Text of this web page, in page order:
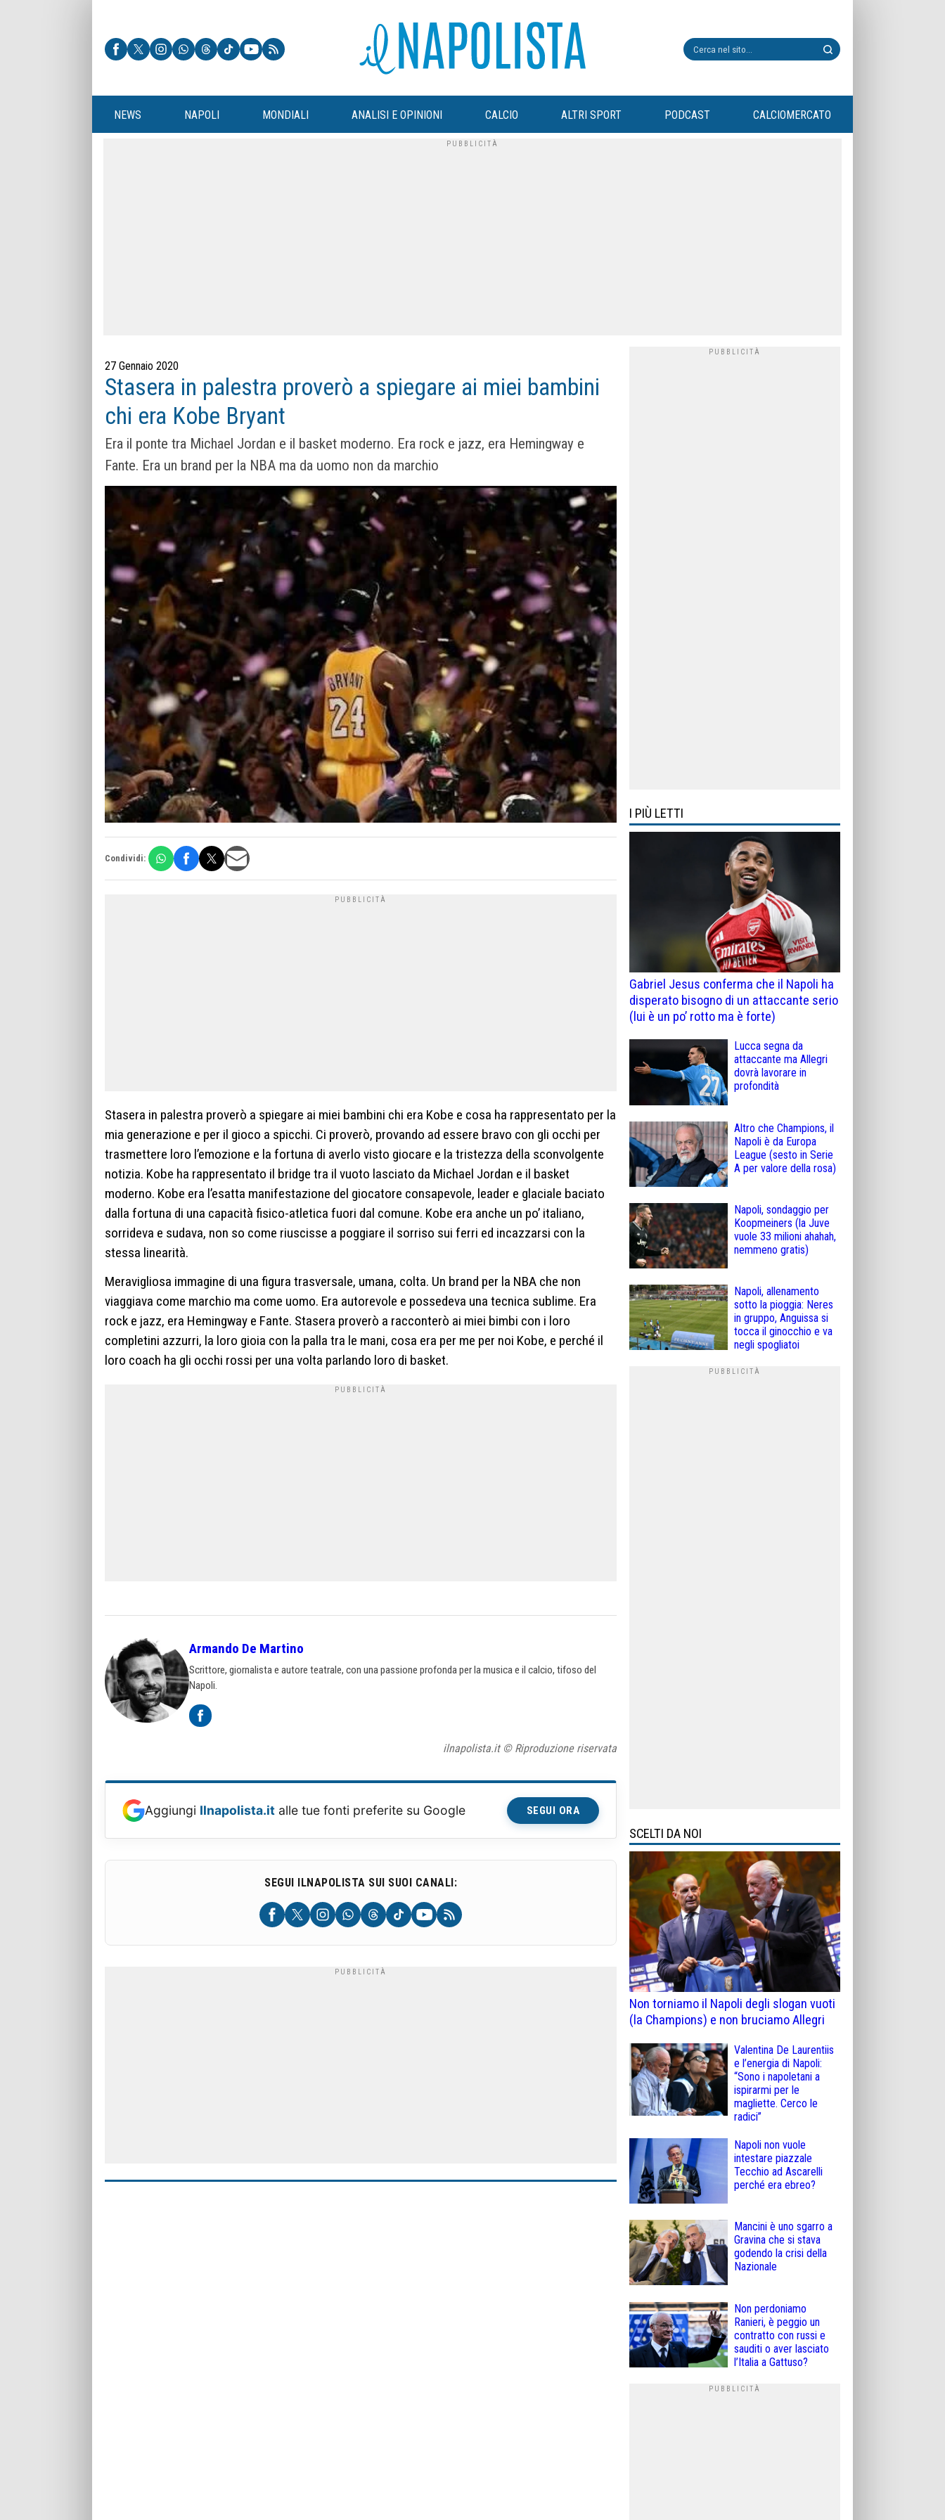
NEWS NAPOLI MONDIALI ANALISI E OPINIONI CALCIO ALTRI SPORT PODCAST CALCIOMERCATO
27 Gennaio 2020
Stasera in palestra proverò a spiegare ai miei bambini
chi era Kobe Bryant
Era il ponte tra Michael Jordan e il basket moderno. Era rock e jazz, era Hemingway e
Fante. Era un brand per la NBA ma da uomo non da marchio
Condividi:
Stasera in palestra proverò a spiegare ai miei bambini chi era Kobe e cosa ha rappresentato per la
mia generazione e per il gioco a spicchi. Ci proverò, provando ad essere bravo con gli occhi per
trasmettere loro l’emozione e la fortuna di averlo visto giocare e la tristezza della sconvolgente
notizia. Kobe ha rappresentato il bridge tra il vuoto lasciato da Michael Jordan e il basket
moderno. Kobe era l’esatta manifestazione del giocatore consapevole, leader e glaciale baciato
dalla fortuna di una capacità fisico-atletica fuori dal comune. Kobe era anche un po’ italiano,
sorrideva e sudava, non so come riuscisse a poggiare il sorriso sui ferri ed incazzarsi con la
stessa linearità.
Meravigliosa immagine di una figura trasversale, umana, colta. Un brand per la NBA che non
viaggiava come marchio ma come uomo. Era autorevole e possedeva una tecnica sublime. Era
rock e jazz, era Hemingway e Fante. Stasera proverò a racconterò ai miei bimbi con i loro
completini azzurri, la loro gioia con la palla tra le mani, cosa era per me per noi Kobe, e perché il
loro coach ha gli occhi rossi per una volta parlando loro di basket.
Armando De Martino
Scrittore, giornalista e autore teatrale, con una passione profonda per la musica e il calcio, tifoso del
Napoli.
ilnapolista.it © Riproduzione riservata
Aggiungi Ilnapolista.it alle tue fonti preferite su Google SEGUI ORA
SEGUI ILNAPOLISTA SUI SUOI CANALI:
I PIÙ LETTI
Gabriel Jesus conferma che il Napoli ha
disperato bisogno di un attaccante serio
(lui è un po’ rotto ma è forte)
Lucca segna da
attaccante ma Allegri
dovrà lavorare in
profondità
Altro che Champions, il
Napoli è da Europa
League (sesto in Serie
A per valore della rosa)
Napoli, sondaggio per
Koopmeiners (la Juve
vuole 33 milioni ahahah,
nemmeno gratis)
Napoli, allenamento
sotto la pioggia: Neres
in gruppo, Anguissa si
tocca il ginocchio e va
negli spogliatoi
SCELTI DA NOI
Non torniamo il Napoli degli slogan vuoti
(la Champions) e non bruciamo Allegri
Valentina De Laurentiis
e l’energia di Napoli:
“Sono i napoletani a
ispirarmi per le
magliette. Cerco le
radici”
Napoli non vuole
intestare piazzale
Tecchio ad Ascarelli
perché era ebreo?
Mancini è uno sgarro a
Gravina che si stava
godendo la crisi della
Nazionale
Non perdoniamo
Ranieri, è peggio un
contratto con russi e
sauditi o aver lasciato
l’Italia a Gattuso?